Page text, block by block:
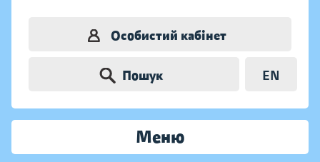
Особистий кабінет
Пошук EN
Меню